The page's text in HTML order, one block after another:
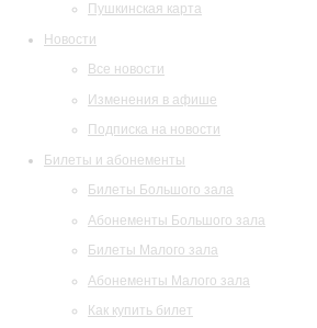
Пушкинская карта
Новости
Все новости
Изменения в афише
Подписка на новости
Билеты и абонементы
Билеты Большого зала
Абонементы Большого зала
Билеты Малого зала
Абонементы Малого зала
Как купить билет